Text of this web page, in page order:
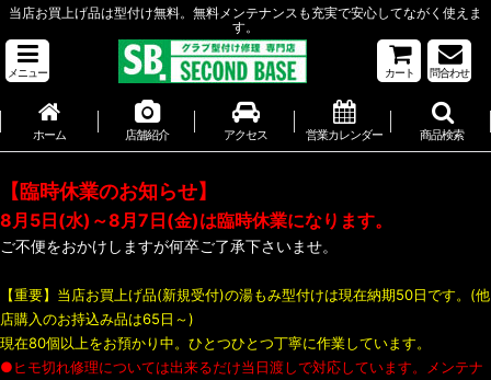
当店お買上げ品は型付け無料。無料メンテナンスも充実で安心してながく使えま
す。
メニュー カート 問合わせ
ホーム 店舗紹介 アクセス 営業カレンダー 商品検索
【臨時休業のお知らせ】
8月5日(水)～8月7日(金)は臨時休業になります。
ご不便をおかけしますが何卒ご了承下さいませ。
【重要】当店お買上げ品(新規受付)の湯もみ型付けは現在納期50日です。(他
店購入のお持込み品は65日～)
現在80個以上をお預かり中。ひとつひとつ丁寧に作業しています。
●ヒモ切れ修理については出来るだけ当日渡しで対応しています。メンテナ